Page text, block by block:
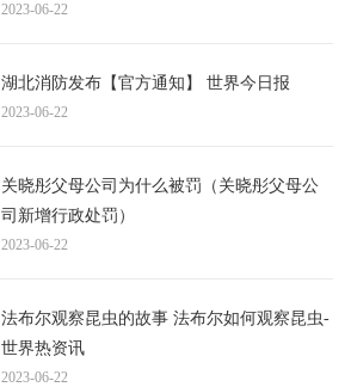
2023-06-22
湖北消防发布【官方通知】 世界今日报
2023-06-22
关晓彤父母公司为什么被罚（关晓彤父母公
司新增行政处罚）
2023-06-22
法布尔观察昆虫的故事 法布尔如何观察昆虫-
世界热资讯
2023-06-22